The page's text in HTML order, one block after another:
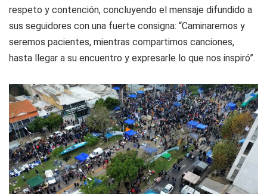
respeto y contención, concluyendo el mensaje difundido a
sus seguidores con una fuerte consigna: “Caminaremos y
seremos pacientes, mientras compartimos canciones,
hasta llegar a su encuentro y expresarle lo que nos inspiró”.